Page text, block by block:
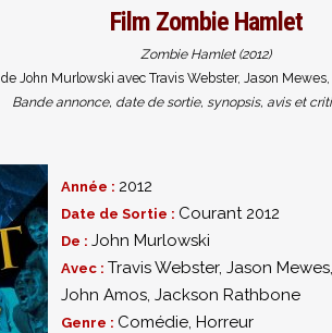
Film Zombie Hamlet
Zombie Hamlet (2012)
de John Murlowski avec Travis Webster, Jason
Bande annonce, date de sortie, synopsis, avis et
Année : 2012
Date de Sortie : Courant 2012
De : John Murlowski
Avec : Travis Webster, Jason Mewes,
John Amos, Jackson Rathbone
Genre : Comédie, Horreur